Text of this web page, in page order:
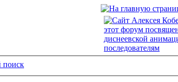
поиск